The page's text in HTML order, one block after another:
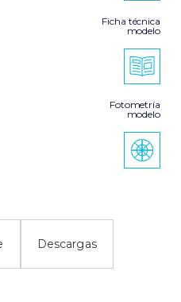
Ficha técnica
modelo
Fotometría
modelo
Descargas